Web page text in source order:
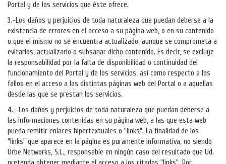
Portal y de los servicios que éste ofrece.
3.-Los daños y perjuicios de toda naturaleza que puedan deberse a la
existencia de errores en el acceso a su página web, o en su contenido
o que el mismo no se encuentra actualizado, aunque se comprometa a
evitarlos, actualizarlo o subsanar dicho contenido. Es decir, se excluye
la responsabilidad por la falta de disponibilidad o continuidad del
funcionamiento del Portal y de los servicios, así como respecto a los
fallos en el acceso a las distintas páginas web del Portal o a aquellas
desde las que se prestan los servicios.
4.- Los daños y perjuicios de toda naturaleza que puedan deberse a
las informaciones contenidas en su página web, a las que esta web
pueda remitir enlaces hipertextuales o "links". La finalidad de los
"links" que aparece en la página es puramente informativa, no siendo
Urbe Networks, S.L., responsable en ningún caso del resultado que Ud.